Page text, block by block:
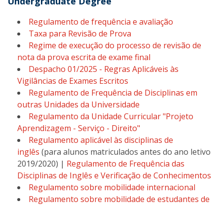
Regulamento de frequência e avaliação
Taxa para Revisão de Prova
Regime de execução do processo de revisão de
nota da prova escrita de exame final
Despacho 01/2025 - Regras Aplicáveis às
Vigilâncias de Exames Escritos
Regulamento de Frequência de Disciplinas em
outras Unidades da Universidade
Regulamento da Unidade Curricular "Projeto
Aprendizagem - Serviço - Direito"
Regulamento aplicável às disciplinas de
inglês (para alunos matriculados antes do ano letivo
2019/2020) | Regulamento de Frequência das
Disciplinas de Inglês e Verificação de Conhecimentos
Regulamento sobre mobilidade internacional
Regulamento sobre mobilidade de estudantes de